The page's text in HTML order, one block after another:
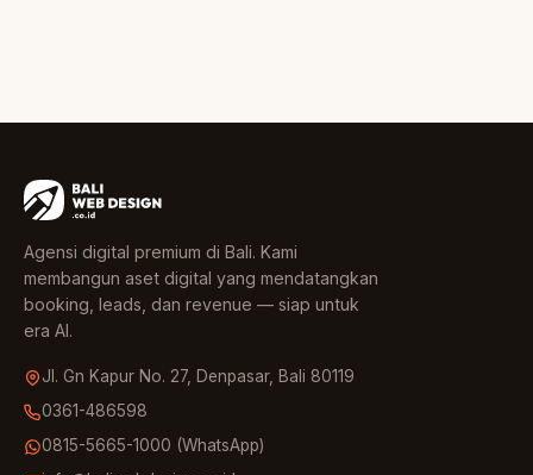
Agensi digital premium di Bali. Kami
membangun aset digital yang mendatangkan
booking, leads, dan revenue — siap untuk
era AI.
Jl. Gn Kapur No. 27, Denpasar, Bali 80119
0361-486598
0815-5665-1000 (WhatsApp)